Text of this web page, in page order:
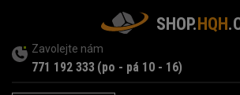
SHOP.HQH
Zavolejte nám
771 192 333 (po - pá 10 - 16)